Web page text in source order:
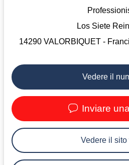
Los Siete
14290 VALORBIQUET -
Vedere il
Inviare
Vedere il sito